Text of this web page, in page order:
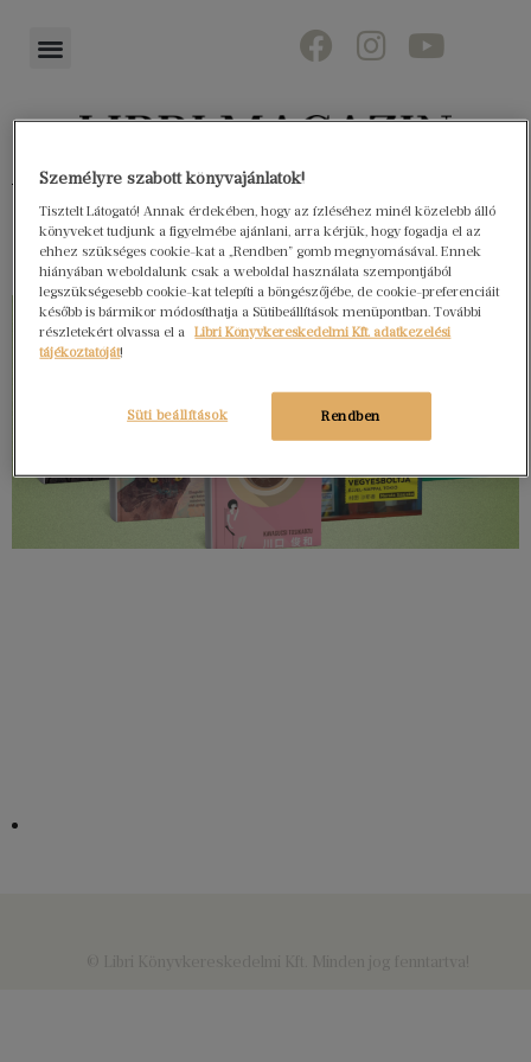
Könyvektől az olvasókig
Személyre szabott könyvajánlatok!
Tisztelt Látogató! Annak érdekében, hogy az ízléséhez minél közelebb álló
könyveket tudjunk a figyelmébe ajánlani, arra kérjük, hogy fogadja el az
ehhez szükséges cookie-kat a „Rendben” gomb megnyomásával. Ennek
hiányában weboldalunk csak a weboldal használata szempontjából
legszükségesebb cookie-kat telepíti a böngészőjébe, de cookie-preferenciáit
később is bármikor módosíthatja a Sütibeállítások menüpontban. További
részletekért olvassa el a
Libri Könyvkereskedelmi Kft. adatkezelési
tájékoztatóját!
Rendben
Süti beállítások